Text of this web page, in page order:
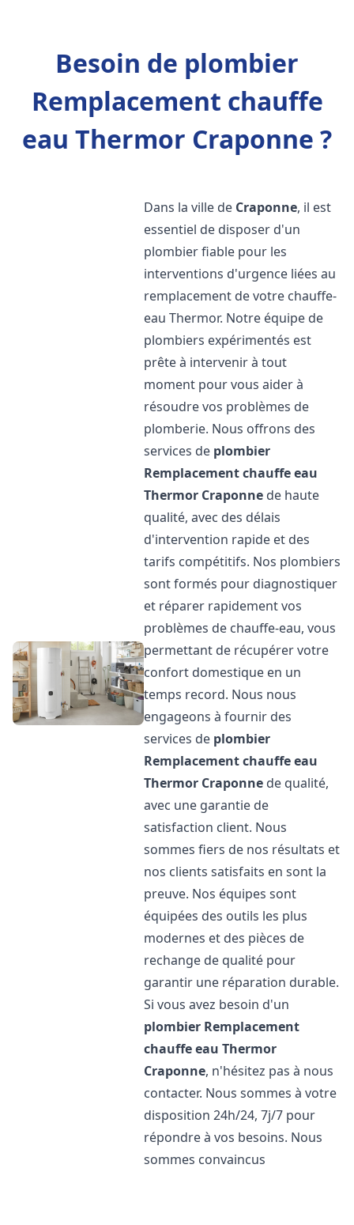
Besoin de plombier
Remplacement chauffe
eau Thermor Craponne ?
Dans la ville de Craponne, il est
essentiel de disposer d'un
plombier fiable pour les
interventions d'urgence liées au
remplacement de votre chauffe-
eau Thermor. Notre équipe de
plombiers expérimentés est
prête à intervenir à tout
moment pour vous aider à
résoudre vos problèmes de
plomberie. Nous offrons des
services de plombier
Remplacement chauffe eau
Thermor Craponne de haute
qualité, avec des délais
d'intervention rapide et des
tarifs compétitifs. Nos plombiers
sont formés pour diagnostiquer
et réparer rapidement vos
problèmes de chauffe-eau, vous
permettant de récupérer votre
confort domestique en un
temps record. Nous nous
engageons à fournir des
services de plombier
Remplacement chauffe eau
Thermor Craponne de qualité,
avec une garantie de
satisfaction client. Nous
sommes fiers de nos résultats et
nos clients satisfaits en sont la
preuve. Nos équipes sont
équipées des outils les plus
modernes et des pièces de
rechange de qualité pour
garantir une réparation durable.
Si vous avez besoin d'un
plombier Remplacement
chauffe eau Thermor
Craponne, n'hésitez pas à nous
contacter. Nous sommes à votre
disposition 24h/24, 7j/7 pour
répondre à vos besoins. Nous
sommes convaincus